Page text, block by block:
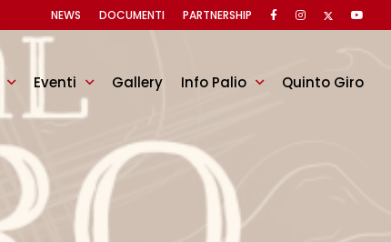
Eventi Gallery Info Palio Quinto Giro
NEWS DOCUMENTI PARTNERSHIP